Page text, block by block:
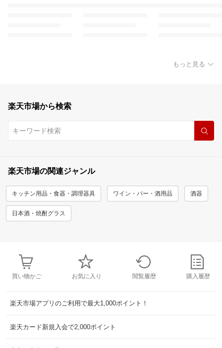
もっと見る
楽天市場から検索
楽天市場の関連ジャンル
キッチン用品・食器・調理器具 ワイン・バー・酒用品 酒器
日本酒・焼酎グラス
買い物かご お気に入り 閲覧履歴 購入履歴
楽天市場アプリのご利用で最大1,000ポイント！
楽天カード新規入会で2,000ポイント